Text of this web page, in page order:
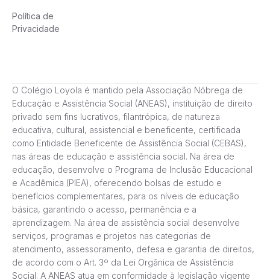
Política de
Privacidade
O Colégio Loyola é mantido pela Associação Nóbrega de
Educação e Assistência Social (ANEAS), instituição de direito
privado sem fins lucrativos, filantrópica, de natureza
educativa, cultural, assistencial e beneficente, certificada
como Entidade Beneficente de Assistência Social (CEBAS),
nas áreas de educação e assistência social. Na área de
educação, desenvolve o Programa de Inclusão Educacional
e Acadêmica (PIEA), oferecendo bolsas de estudo e
benefícios complementares, para os níveis de educação
básica, garantindo o acesso, permanência e a
aprendizagem. Na área de assistência social desenvolve
serviços, programas e projetos nas categorias de
atendimento, assessoramento, defesa e garantia de direitos,
de acordo com o Art. 3º da Lei Orgânica de Assistência
Social. A ANEAS atua em conformidade à legislação vigente